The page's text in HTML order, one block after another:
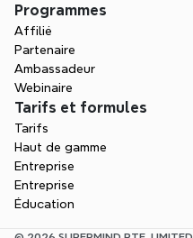
Programmes
Affilié
Partenaire
Ambassadeur
Webinaire
Tarifs et formules
Tarifs
Haut de gamme
Entreprise
Entreprise
Éducation